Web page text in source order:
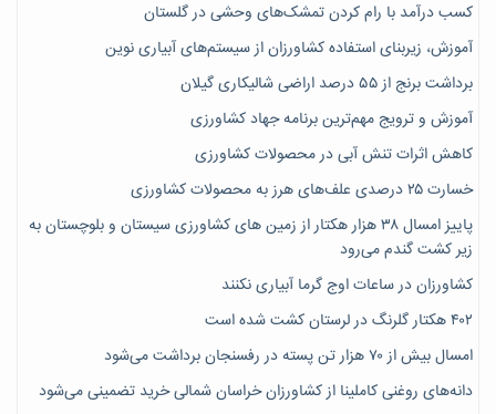
کسب درآمد با رام کردن تمشک‌های وحشی در گلستان
آموزش، زیربنای استفاده کشاورزان از سیستم‌های آبیاری نوین
برداشت برنج از ۵۵ درصد اراضی شالیکاری گیلان
آموزش و ترویج مهم‌ترین برنامه جهاد کشاورزی
کاهش اثرات تنش آبی در محصولات کشاورزی
خسارت ۲۵ درصدی علف‌های هرز به محصولات کشاورزی
پاییز امسال ۳۸ هزار هکتار از زمین های کشاورزی سیستان و بلوچستان به
زیر کشت گندم می‌رود
کشاورزان در ساعات اوج گرما آبیاری نکنند
۴۰۲ هکتار گلرنگ در لرستان کشت شده است
امسال بیش از ۷۰ هزار تن پسته در رفسنجان برداشت می‌شود
دانه‌های روغنی کاملینا از کشاورزان خراسان شمالی خرید تضمینی می‌شود